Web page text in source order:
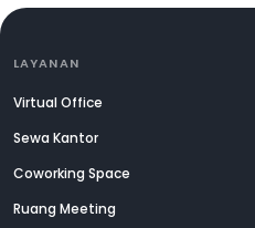
LAYANAN
Virtual Office
Sewa Kantor
Coworking Space
Ruang Meeting